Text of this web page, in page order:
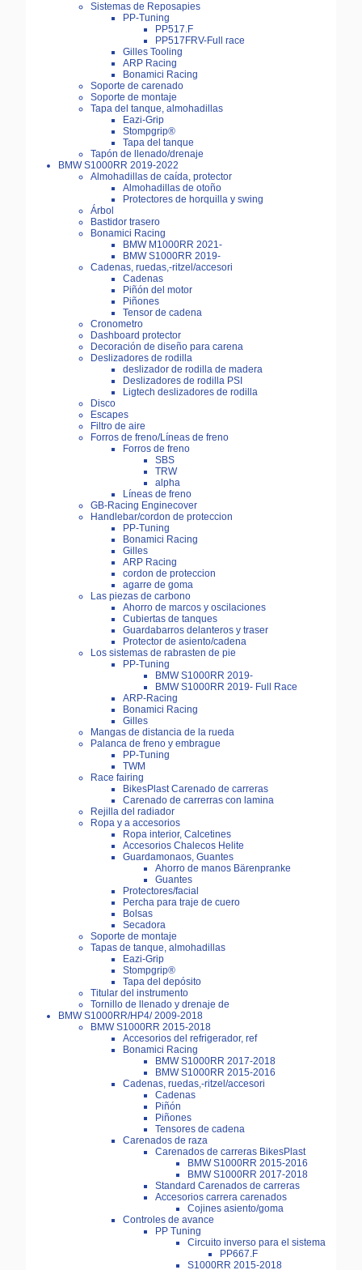
Sistemas de Reposapies
PP-Tuning
PP517.F
PP517FRV-Full race
Gilles Tooling
ARP Racing
Bonamici Racing
Soporte de carenado
Soporte de montaje
Tapa del tanque, almohadillas
Eazi-Grip
Stompgrip®
Tapa del tanque
Tapón de llenado/drenaje
BMW S1000RR 2019-2022
Almohadillas de caída, protector
Almohadillas de otoño
Protectores de horquilla y swing
Árbol
Bastidor trasero
Bonamici Racing
BMW M1000RR 2021-
BMW S1000RR 2019-
Cadenas, ruedas,-ritzel/accesori
Cadenas
Piñón del motor
Piñones
Tensor de cadena
Cronometro
Dashboard protector
Decoración de diseño para carena
Deslizadores de rodilla
deslizador de rodilla de madera
Deslizadores de rodilla PSI
Ligtech deslizadores de rodilla
Disco
Escapes
Filtro de aire
Forros de freno/Líneas de freno
Forros de freno
SBS
TRW
alpha
Líneas de freno
GB-Racing Enginecover
Handlebar/cordon de proteccion
PP-Tuning
Bonamici Racing
Gilles
ARP Racing
cordon de proteccion
agarre de goma
Las piezas de carbono
Ahorro de marcos y oscilaciones
Cubiertas de tanques
Guardabarros delanteros y traser
Protector de asiento/cadena
Los sistemas de rabrasten de pie
PP-Tuning
BMW S1000RR 2019-
BMW S1000RR 2019- Full Race
ARP-Racing
Bonamici Racing
Gilles
Mangas de distancia de la rueda
Palanca de freno y embrague
PP-Tuning
TWM
Race fairing
BikesPlast Carenado de carreras
Carenado de carrerras con lamina
Rejilla del radiador
Ropa y a accesorios
Ropa interior, Calcetines
Accesorios Chalecos Helite
Guardamonaos, Guantes
Ahorro de manos Bärenpranke
Guantes
Protectores/facial
Percha para traje de cuero
Bolsas
Secadora
Soporte de montaje
Tapas de tanque, almohadillas
Eazi-Grip
Stompgrip®
Tapa del depósito
Titular del instrumento
Tornillo de llenado y drenaje de
BMW S1000RR/HP4/ 2009-2018
BMW S1000RR 2015-2018
Accesorios del refrigerador, ref
Bonamici Racing
BMW S1000RR 2017-2018
BMW S1000RR 2015-2016
Cadenas, ruedas,-ritzel/accesori
Cadenas
Piñón
Piñones
Tensores de cadena
Carenados de raza
Carenados de carreras BikesPlast
BMW S1000RR 2015-2016
BMW S1000RR 2017-2018
Standard Carenados de carreras
Accesorios carrera carenados
Cojines asiento/goma
Controles de avance
PP Tuning
Circuito inverso para el sistema
PP667.F
S1000RR 2015-2018